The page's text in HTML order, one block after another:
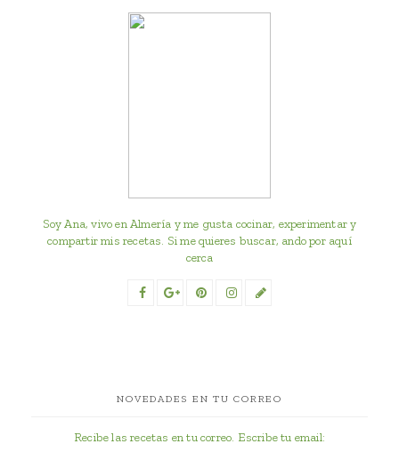
Soy Ana, vivo en Almería y me gusta cocinar, experimentar y
compartir mis recetas. Si me quieres buscar, ando por aquí
cerca
NOVEDADES EN TU CORREO
Recibe las recetas en tu correo. Escribe tu email: